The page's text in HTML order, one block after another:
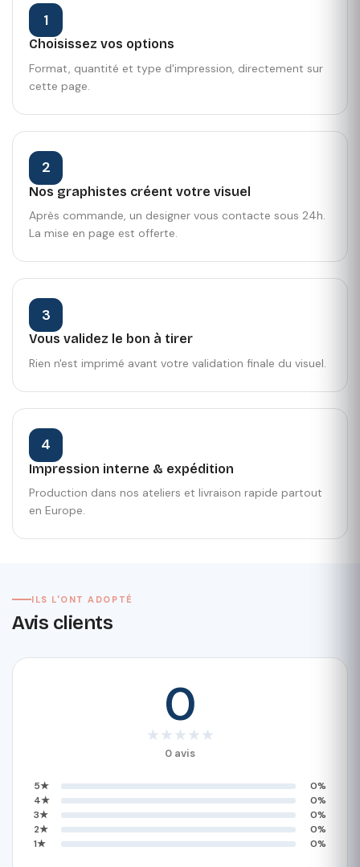
1
Choisissez vos options
Format, quantité et type d'impression, directement sur
cette page.
2
Nos graphistes créent votre visuel
Après commande, un designer vous contacte sous 24h.
La mise en page est offerte.
3
Vous validez le bon à tirer
Rien n'est imprimé avant votre validation finale du visuel.
4
Impression interne & expédition
Production dans nos ateliers et livraison rapide partout
en Europe.
ILS L'ONT ADOPTÉ
Avis clients
0
★ ★ ★ ★ ★
0 avis
5★
0%
4★
0%
3★
0%
2★
0%
1★
0%